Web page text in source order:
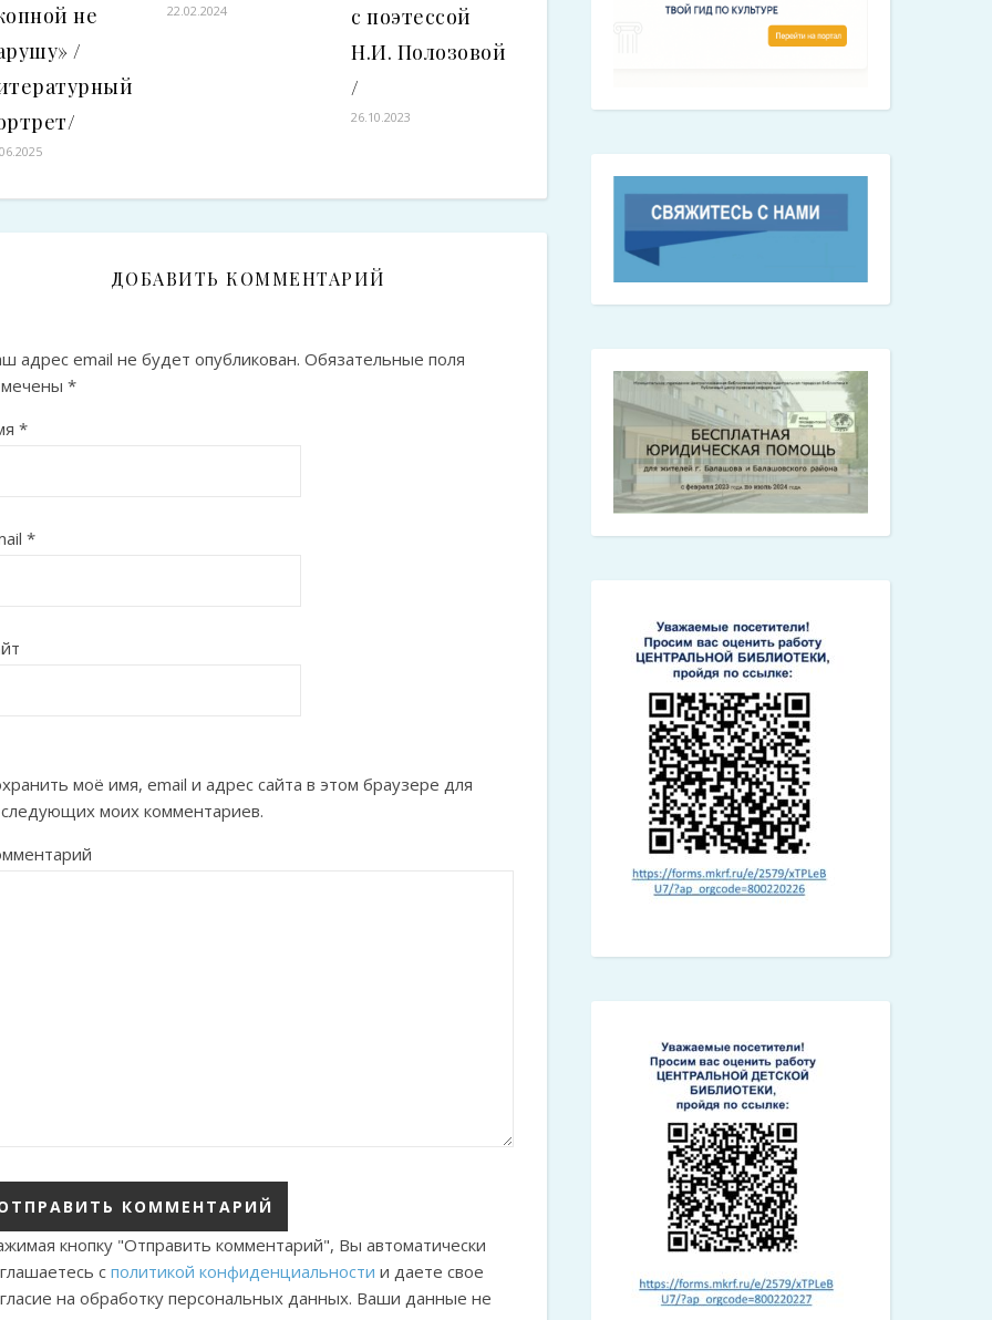
не
/
22.02.2024
с поэтессой
Н.И. Полозовой
/
26.10.2023
ДОБАВИТЬ КОММЕНТАРИЙ
адрес email не будет опубликован. Обязательные поля
*
*
*
моё имя, email и адрес сайта в этом браузере для
моих комментариев.
кнопку "Отправить комментарий", Вы автоматически
с политикой конфиденциальности и даете свое
на обработку персональных данных. Ваши данные не